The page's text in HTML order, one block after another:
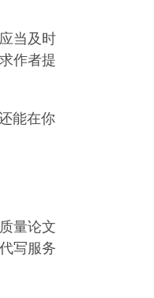
当及时
作者提
能在你
量论文
写服务